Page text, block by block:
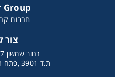
Group
חברות
צור
רחוב שמשון 7, קריית אריה
ת.ד 3901 ,פתח תקווה 4952706